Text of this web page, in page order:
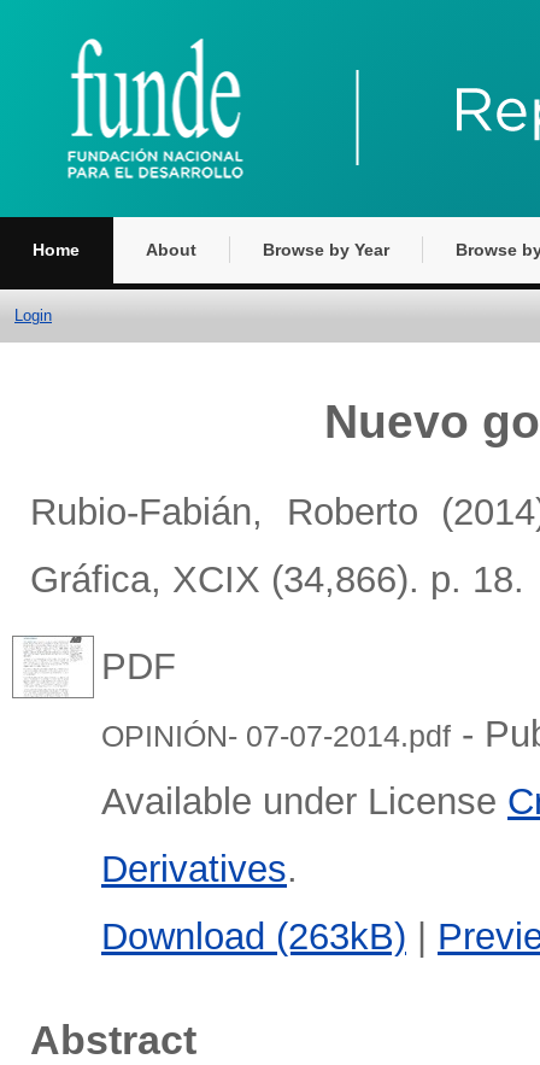
Home About Browse by Year Browse
Login
Nuevo
Rubio-Fabián, Roberto
Gráfica, XCIX (34,866). p. 18.
PDF
OPINIÓN- 07-07-2014.pdf -
Available under License
Derivatives.
Download (263kB) |
Abstract